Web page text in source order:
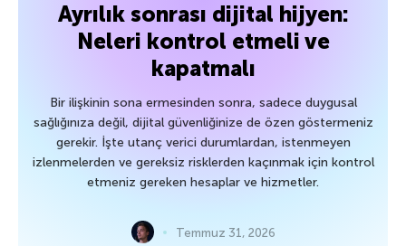
Ayrılık sonrası dijital hijyen:
Neleri kontrol etmeli ve
kapatmalı
Bir ilişkinin sona ermesinden sonra, sadece duygusal
sağlığınıza değil, dijital güvenliğinize de özen göstermeniz
gerekir. İşte utanç verici durumlardan, istenmeyen
izlenmelerden ve gereksiz risklerden kaçınmak için kontrol
etmeniz gereken hesaplar ve hizmetler.
Temmuz 31, 2026